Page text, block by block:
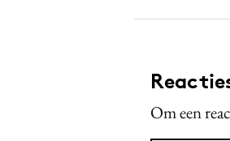
Om een